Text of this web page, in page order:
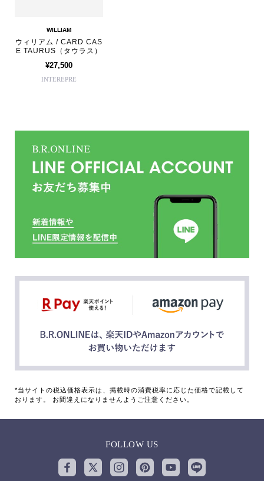
WILLIAM
ウィリアム / CARD CAS
E TAURUS（タウラス）
¥27,500
INTEREPRE
*当サイトの税込価格表示は、掲載時の消費税率に応じた価格で記載して
おります。 お間違えになりませんようご注意ください。
FOLLOW US